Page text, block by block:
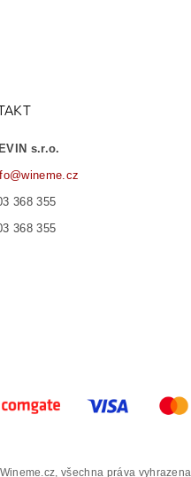
s.r.o.
@wineme.cz
368 355
368 355
všechna práva vyhrazena